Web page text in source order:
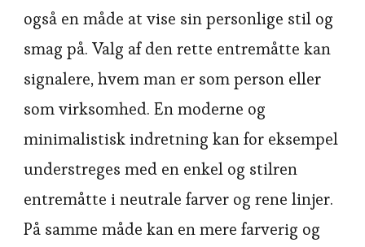
også en måde at vise sin personlige stil og
smag på. Valg af den rette entremåtte kan
signalere, hvem man er som person eller
som virksomhed. En moderne og
minimalistisk indretning kan for eksempel
understreges med en enkel og stilren
entremåtte i neutrale farver og rene linjer.
På samme måde kan en mere farverig og